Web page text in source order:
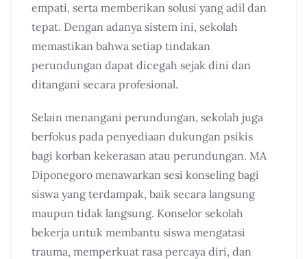
empati, serta memberikan solusi yang adil dan
tepat. Dengan adanya sistem ini, sekolah
memastikan bahwa setiap tindakan
perundungan dapat dicegah sejak dini dan
ditangani secara profesional.
Selain menangani perundungan, sekolah juga
berfokus pada penyediaan dukungan psikis
bagi korban kekerasan atau perundungan. MA
Diponegoro menawarkan sesi konseling bagi
siswa yang terdampak, baik secara langsung
maupun tidak langsung. Konselor sekolah
bekerja untuk membantu siswa mengatasi
trauma, memperkuat rasa percaya diri, dan